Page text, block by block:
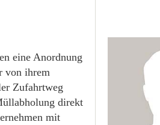
eine Anordnung
von ihrem
Zufahrtweg
direkt
mit